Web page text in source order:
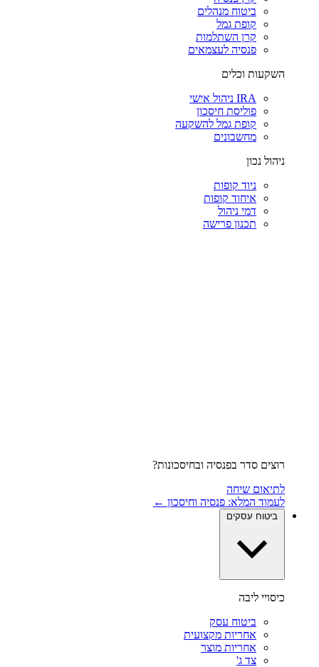
ביטוח מנהלים
קופת גמל
קרן השתלמות
פנסיה לעצמאים
השקעות וכלים
IRA ניהול אישי
פוליסת חיסכון
קופת גמל להשקעה
מחשבונים
ניהול נכון
ניוד קופות
איחוד קופות
דמי ניהול
תכנון פרישה
רוצים סדר בפנסיה ובחיסכונות?
לתיאום שיחה
לעמוד המלא: פנסיה וחיסכון ←
ביטוח עסקים
כיסויי ליבה
ביטוח עסק
אחריות מקצועית
אחריות מוצר
צד ג'